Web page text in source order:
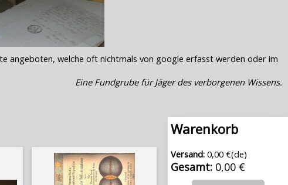
angeboten, welche oft nichtmals von google erfasst werden oder im
Eine Fundgrube für Jäger des verborgenen Wissens.
Warenkorb
Versand: 0,00 €(de)
Gesamt: 0,00 €